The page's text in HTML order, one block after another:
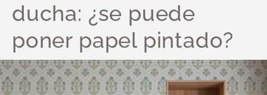
ducha: ¿se puede
poner papel pintado?